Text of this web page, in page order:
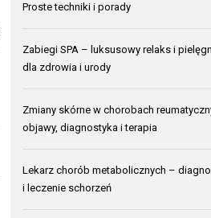
Proste techniki i porady
Zabiegi SPA – luksusowy relaks i
dla zdrowia i urody
Zmiany skórne w chorobach
objawy, diagnostyka i terapia
Lekarz chorób metabolicznych –
i leczenie schorzeń